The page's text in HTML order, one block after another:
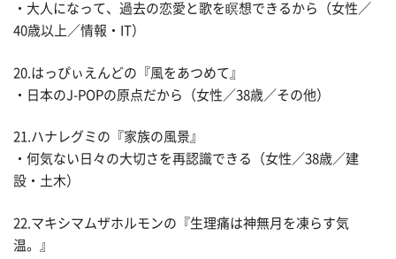
・大人になって、過去の恋愛と歌を瞑想できるから（女性／
40歳以上／情報・IT）
20.はっぴぃえんどの『風をあつめて』
・日本のJ-POPの原点だから（女性／38歳／その他）
21.ハナレグミの『家族の風景』
・何気ない日々の大切さを再認識できる（女性／38歳／建
設・土木）
22.マキシマムザホルモンの『生理痛は神無月を凍らす気
温。』